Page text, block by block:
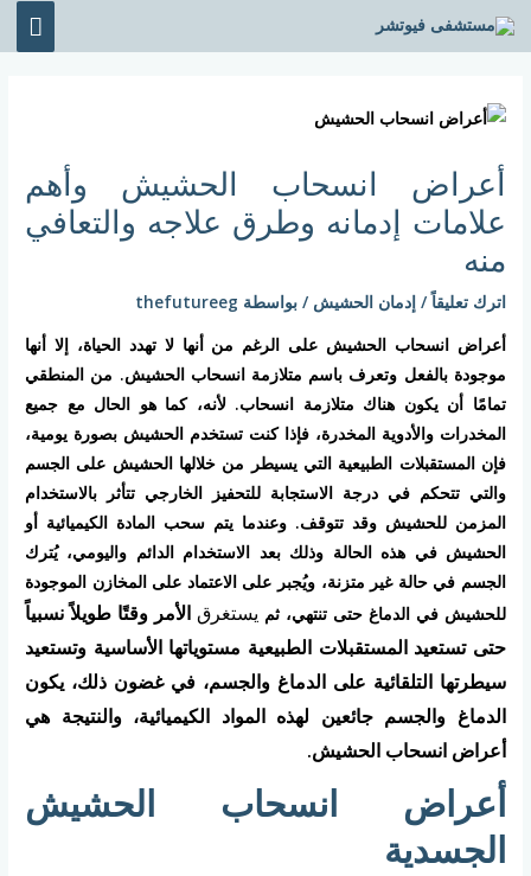
تخطي
إلى
أعراض انسحاب الحشيش وأهم
علامات إدمانه وطرق علاجه والتعافي
منه
اترك تعليقاً /إدمان الحشيش / بواسطة thefutureeg
أعراض انسحاب الحشيش على الرغم من أنها لا تهدد الحياة، إلا أنها
موجودة بالفعل وتعرف باسم متلازمة انسحاب الحشيش. من المنطقي
تمامًا أن يكون هناك متلازمة انسحاب. لأنه، كما هو الحال مع جميع
المخدرات والأدوية المخدرة، فإذا كنت تستخدم الحشيش بصورة يومية،
فإن المستقبلات الطبيعية التي يسيطر من خلالها الحشيش على الجسم
والتي تتحكم في درجة الاستجابة للتحفيز الخارجي تتأثر بالاستخدام
المزمن للحشيش وقد تتوقف. وعندما يتم سحب المادة الكيميائية أو
الحشيش في هذه الحالة وذلك بعد الاستخدام الدائم واليومي، يُترك
الجسم في حالة غير متزنة، ويُجبر على الاعتماد على المخازن الموجودة
للحشيش في الدماغ حتى تنتهي، ثم يستغرق الأمر وقتًا طويلاً نسبياً
حتى تستعيد المستقبلات الطبيعية مستوياتها الأساسية وتستعيد
سيطرتها التلقائية على الدماغ والجسم، في غضون ذلك، يكون
الدماغ والجسم جائعين لهذه المواد الكيميائية، والنتيجة هي
أعراض انسحاب الحشيش.
أعراض انسحاب الحشيش
الجسدية
navigation